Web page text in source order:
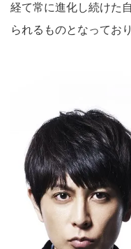
経て常に進化し続けた
られるものとなってお